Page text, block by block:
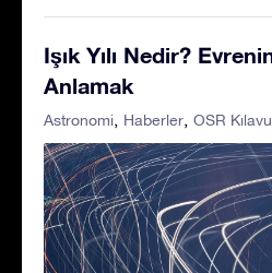
Işık Yılı Nedir?
Anlamak
Astronomi Haberler OSR